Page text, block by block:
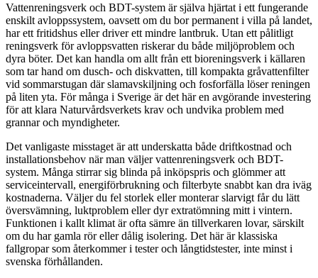
Vattenreningsverk och BDT-system är själva hjärtat i ett fungerande
enskilt avloppssystem, oavsett om du bor permanent i villa på landet,
har ett fritidshus eller driver ett mindre lantbruk. Utan ett pålitligt
reningsverk för avloppsvatten riskerar du både miljöproblem och
dyra böter. Det kan handla om allt från ett bioreningsverk i källaren
som tar hand om dusch- och diskvatten, till kompakta gråvattenfilter
vid sommarstugan där slamavskiljning och fosforfälla löser reningen
på liten yta. För många i Sverige är det här en avgörande investering
för att klara Naturvårdsverkets krav och undvika problem med
grannar och myndigheter.
Det vanligaste misstaget är att underskatta både driftkostnad och
installationsbehov när man väljer vattenreningsverk och BDT-
system. Många stirrar sig blinda på inköpspris och glömmer att
serviceintervall, energiförbrukning och filterbyte snabbt kan dra iväg
kostnaderna. Väljer du fel storlek eller monterar slarvigt får du lätt
översvämning, luktproblem eller dyr extratömning mitt i vintern.
Funktionen i kallt klimat är ofta sämre än tillverkaren lovar, särskilt
om du har gamla rör eller dålig isolering. Det här är klassiska
fallgropar som återkommer i tester och långtidstester, inte minst i
svenska förhållanden.